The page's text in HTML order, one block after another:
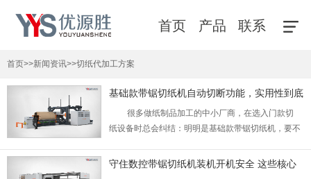
首页 产品 联系
首页>>新闻资讯>>切纸代加工方案
基础款带锯切纸机自动切断功能，实用性到底
怎么样？
很多做纸制品加工的中小厂商，在选入门款切
纸设备时总会纠结：明明是基础款带锯切纸机​，要不
得“基础款就是凑活用，手动切也一样”，可实际用下
守住数控带锯切纸机装机开机安全 这些核心